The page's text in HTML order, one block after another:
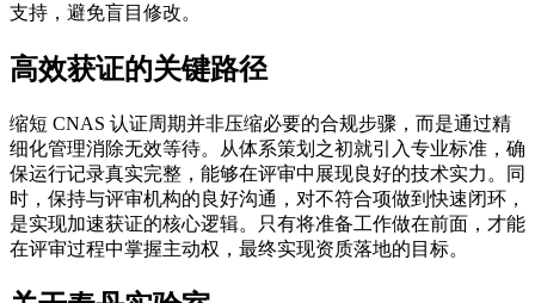
支持，避免盲目修改。
高效获证的关键路径
缩短 CNAS 认证周期并非压缩必要的合规步骤，而是通过精
细化管理消除无效等待。从体系策划之初就引入专业标准，确
保运行记录真实完整，能够在评审中展现良好的技术实力。同
时，保持与评审机构的良好沟通，对不符合项做到快速闭环，
是实现加速获证的核心逻辑。只有将准备工作做在前面，才能
在评审过程中掌握主动权，最终实现资质落地的目标。